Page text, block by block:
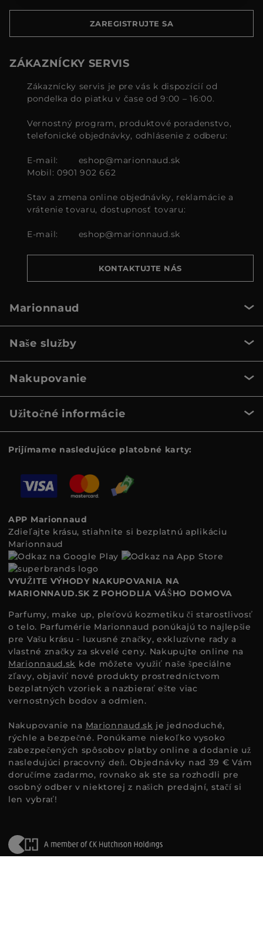
ZAREGISTRUJTE SA
ZÁKAZNÍCKY SERVIS
Zákaznícky servis je pre vás k dispozícií od
pondelka do piatku v čase od 9:00 – 16:00.
Vernostný program, produktové poradenstvo,
telefonické objednávky, odhlásenie z odberu:
E-mail:
eshop@marionnaud.sk
Mobil: 0901 902 662
Stav a zmena online objednávky, reklamácie a
vrátenie tovaru, dostupnosť tovaru:
E-mail: eshop@marionnaud.sk
KONTAKTUJTE NÁS
Marionnaud
Naše služby
Nakupovanie
Užitočné informácie
Prijímame nasledujúce platobné karty:
APP Marionnaud
Zdieľajte krásu, stiahnite si bezplatnú aplikáciu
Marionnaud
VYUŽITE VÝHODY NAKUPOVANIA NA
MARIONNAUD.SK Z POHODLIA VÁŠHO DOMOVA
Parfumy, make up, pleťovú kozmetiku či starostlivosť
o telo. Parfumérie Marionnaud ponúkajú to najlepšie
pre Vašu krásu - luxusné značky, exkluzívne rady a
vlastné značky za skvelé ceny. Nakupujte online na
Marionnaud.sk kde môžete využiť naše špeciálne
zľavy, objaviť nové produkty prostredníctvom
bezplatných vzoriek a nazbierať ešte viac
vernostných bodov a odmien.
Nakupovanie na Marionnaud.sk je jednoduché,
rýchle a bezpečné. Ponúkame niekoľko vysoko
zabezpečených spôsobov platby online a dodanie už
nasledujúci pracovný deň. Objednávky nad 39 € Vám
doručíme zadarmo, rovnako ak ste sa rozhodli pre
osobný odber v niektorej z našich predajní, stačí si
len vybrať!